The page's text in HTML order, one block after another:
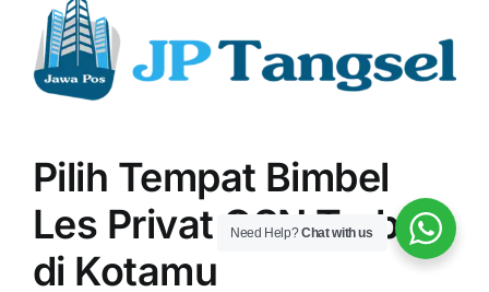
Pilih Tempat Bimbel
Les Privat OSN Terbaik
di Kotamu
Need Help?Chat with us